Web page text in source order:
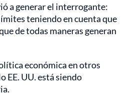
a generar el interrogante:
teniendo en cuenta que
de todas maneras generan
económica en otros
EE. UU. está siendo